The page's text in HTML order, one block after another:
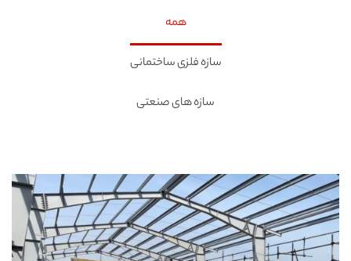
همه
سازه فلزی ساختمانی
سازه های صنعتی